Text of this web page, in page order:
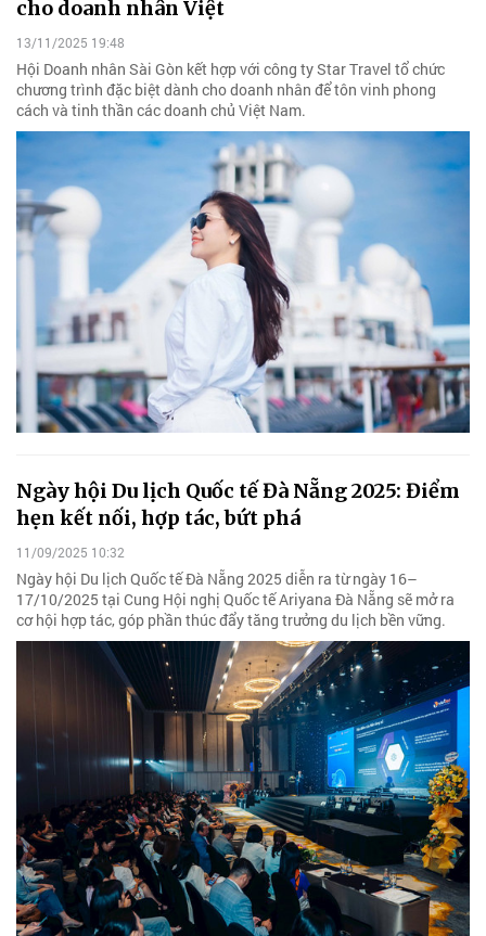
cho doanh nhân Việt
13/11/2025 19:48
Hội Doanh nhân Sài Gòn kết hợp với công ty Star Travel tổ chức
chương trình đặc biệt dành cho doanh nhân để tôn vinh phong
cách và tinh thần các doanh chủ Việt Nam.
Ngày hội Du lịch Quốc tế Đà Nẵng 2025: Điểm
hẹn kết nối, hợp tác, bứt phá
11/09/2025 10:32
Ngày hội Du lịch Quốc tế Đà Nẵng 2025 diễn ra từ ngày 16–
17/10/2025 tại Cung Hội nghị Quốc tế Ariyana Đà Nẵng sẽ mở ra
cơ hội hợp tác, góp phần thúc đẩy tăng trưởng du lịch bền vững.